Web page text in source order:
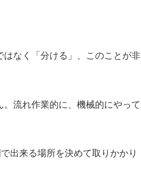
なく「分ける」、このことが非
。流れ作業的に、機械的にやって
出来る場所を決めて取りかかり